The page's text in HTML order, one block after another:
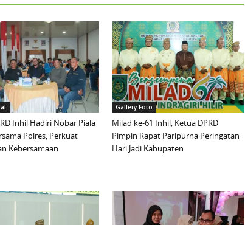
Inhil Hadiri Nobar Piala
Polres, Perkuat
Kebersamaan
Gallery Foto
Milad ke-61 Inhil, Ketua DPRD
Pimpin Rapat Paripurna Peringatan
Hari Jadi Kabupaten